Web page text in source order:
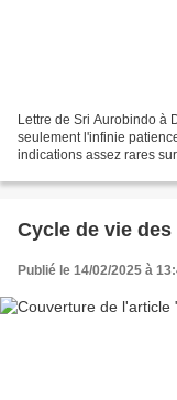
Lettre de Sri Aurobindo à
seulement l'infinie
indications assez rares
Cycle de vie
Publié le 14/02/2025 à